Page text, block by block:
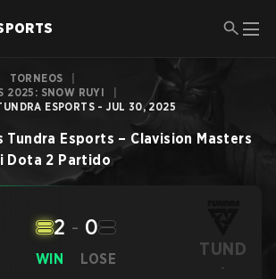
TORNEOS
2025: SNOW RUYI
ESPORTS - JUL 30, 2025
Tundra Esports – Clavision Masters
Dota 2 Partido
WIN
2 - 0
LOSE TUND
-